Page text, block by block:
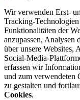
Wir verwenden Erst-
Tracking-
Funktionalitäten der
anzupassen, Analysen
über unsere Websites,
Social-Media-
erfassen wir
und zum verwendeten
zu gestalten und
Cookies.